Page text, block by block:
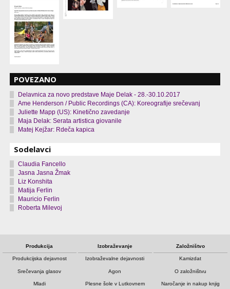
POVEZANO
Delavnica za novo predstave Maje Delak - 28.-30.10.2017
Ame Henderson / Public Recordings (CA): Koreografije srečevanj
Juliette Mapp (US): Kinetično zavedanje
Maja Delak: Serata artistica giovanile
Matej Kejžar: Rdeča kapica
Sodelavci
Claudia Fancello
Jasna Jasna Žmak
Liz Konshita
Matija Ferlin
Mauricio Ferlin
Roberta Milevoj
Produkcija
Produkcijska dejavnost
Srečevanja glasov
Mladi
Izobraževanje
Izobraževalne dejavnosti
Agon
Plesne šole v Lutkovnem
Založništvo
Kamizdat
O založništvu
Naročanje in nakup knjig